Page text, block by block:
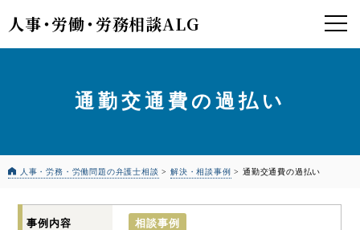
人事・労働・労務相談ALG
通勤交通費の過払い
人事・労務・労働問題の弁護士相談 >解決・相談事例 >通勤交通費の過払い
事例内容 相談事例